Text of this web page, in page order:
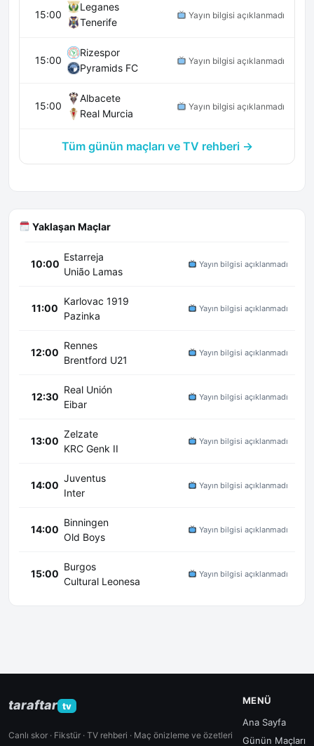
15:00
Leganes
Tenerife
Yayın bilgisi açıklanmadı
15:00
Rizespor
Pyramids FC
Yayın bilgisi açıklanmadı
15:00
Albacete
Real Murcia
Yayın bilgisi açıklanmadı
Tüm günün maçları ve TV rehberi →
Yaklaşan Maçlar
10:00
Estarreja
União Lamas
Yayın bilgisi açıklanmadı
11:00
Karlovac 1919
Pazinka
Yayın bilgisi açıklanmadı
12:00
Rennes
Brentford U21
Yayın bilgisi açıklanmadı
12:30
Real Unión
Eibar
Yayın bilgisi açıklanmadı
13:00
Zelzate
KRC Genk II
Yayın bilgisi açıklanmadı
14:00
Juventus
Inter
Yayın bilgisi açıklanmadı
14:00
Binningen
Old Boys
Yayın bilgisi açıklanmadı
15:00
Burgos
Cultural Leonesa
Yayın bilgisi açıklanmadı
taraftar tv
Canlı skor · Fikstür · TV rehberi · Maç önizleme ve özetleri
MENÜ
Ana Sayfa
Günün Maçları